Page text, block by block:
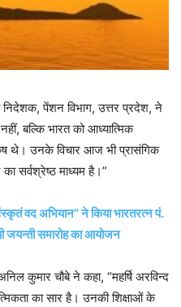
निदेशक, पेंशन विभाग, उत्तर प्रदेश, ने
बल्कि भारत को आध्यात्मिक
थे। उनके विचार आज भी प्रासंगिक
सर्वश्रेष्ठ माध्यम है।”
वद अभियान” ने किया भारतरत्न पं.
जयन्ती समारोह का आयोजन
कुमार चौबे ने कहा, “महर्षि अरविन्द
का सार है। उनकी शिक्षाओं के